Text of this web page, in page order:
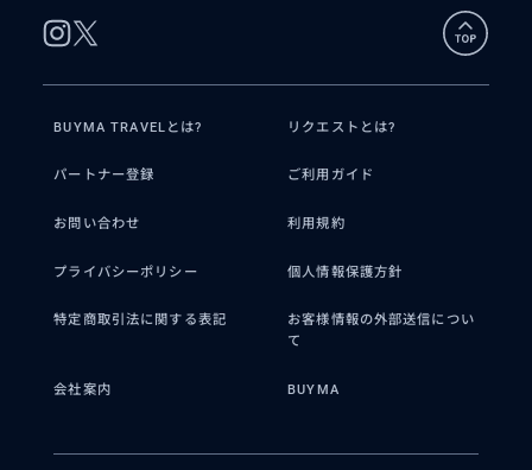
BUYMA TRAVELとは? リクエストとは?
パートナー登録 ご利用ガイド
お問い合わせ 利用規約
プライバシーポリシー 個人情報保護方針
特定商取引法に関する表記
お客様情報の外部送信につい
て
会社案内 BUYMA